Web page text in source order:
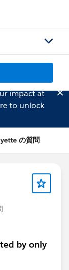
impact at
to unlock
の質問
by only